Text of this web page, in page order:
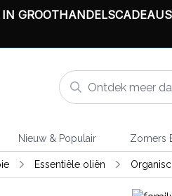
Nieuw & Populair Zomers
Essentiële oliën